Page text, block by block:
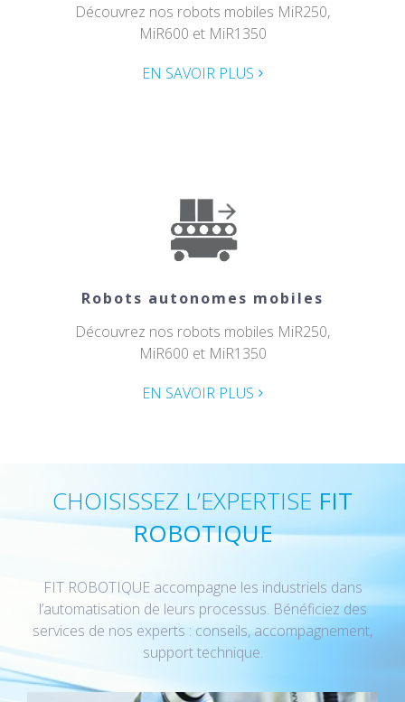
Découvrez nos robots mobiles MiR250,
MiR600 et MiR1350
EN SAVOIR PLUS
Robots autonomes mobiles
Découvrez nos robots mobiles MiR250,
MiR600 et MiR1350
EN SAVOIR PLUS
CHOISISSEZ L’EXPERTISE FIT
ROBOTIQUE
FIT ROBOTIQUE accompagne les industriels dans
l’automatisation de leurs processus. Bénéficiez des
services de nos experts : conseils, accompagnement,
support technique.